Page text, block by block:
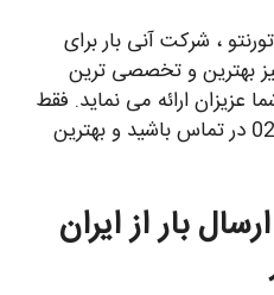
تورنتو ، شرکت آنی بار برای
بهترین و تخصصی ترین
عزیزان ارائه می نماید. فقط
کافیست با شماره 57669-021 در تماس باشید و بهترین
بار از ایران